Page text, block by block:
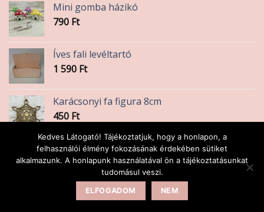
Mini gomba házikó
790 Ft
Íves fali levéltartó
1 590 Ft
Karácsonyi fa figura 8cm
450 Ft
Szalvéta
45Ft
Kedves Látogató! Tájékoztatjuk, hogy a honlapon, a
felhasználói élmény fokozásának érdekében sütiket
alkalmazunk. A honlapunk használatával ön a tájékoztatásunkat
tudomásul veszi.
ELFOGADOM NEM